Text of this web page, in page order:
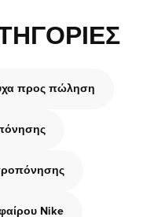
προς πώληση
Nike